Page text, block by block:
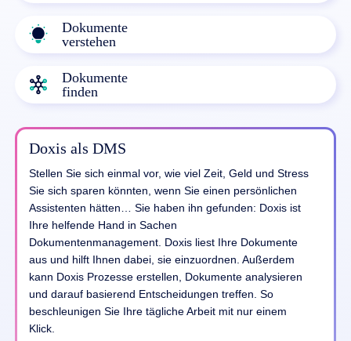
Dokumente
verstehen
Dokumente
finden
Doxis als DMS
Stellen Sie sich einmal vor, wie viel Zeit, Geld und Stress
Sie sich sparen könnten, wenn Sie einen persönlichen
Assistenten hätten… Sie haben ihn gefunden: Doxis ist
Ihre helfende Hand in Sachen
Dokumentenmanagement. Doxis liest Ihre Dokumente
aus und hilft Ihnen dabei, sie einzuordnen. Außerdem
kann Doxis Prozesse erstellen, Dokumente analysieren
und darauf basierend Entscheidungen treffen. So
beschleunigen Sie Ihre tägliche Arbeit mit nur einem
Klick.